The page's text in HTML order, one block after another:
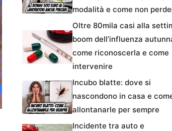
modalità e come non
Oltre 80mila casi alla
boom dell’influenza
come riconoscerla e come
intervenire
Incubo blatte: dove si
nascondono in casa e
allontanarle per sempre
Incidente tra auto e